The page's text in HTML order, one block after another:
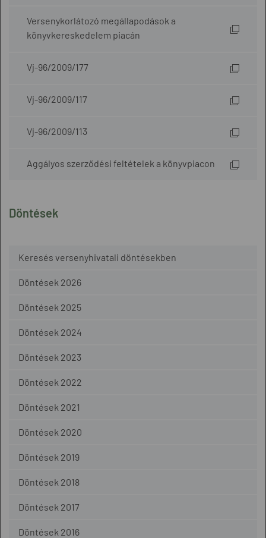
Döntések
Keresés versenyhivatali döntésekben
Döntések 2026
Döntések 2025
Döntések 2024
Döntések 2023
Döntések 2022
Döntések 2021
Döntések 2020
Döntések 2019
Döntések 2018
Döntések 2017
Döntések 2016
Versenykorlátozó megállapodások a
könyvkereskedelem piacán
Vj-96/2009/177
Vj-96/2009/117
Vj-96/2009/113
Aggályos szerződési feltételek a könyvpiacon